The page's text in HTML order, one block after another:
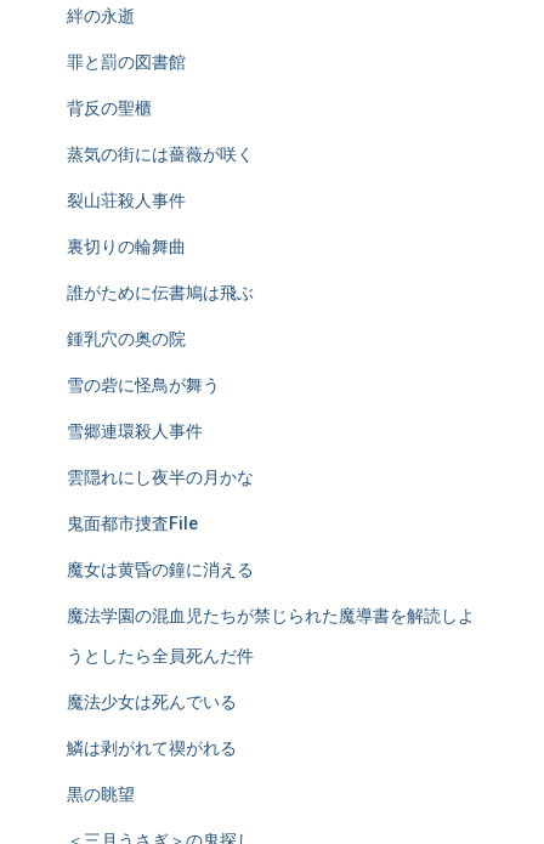
絆の永逝
罪と罰の図書館
背反の聖櫃
蒸気の街には薔薇が咲く
裂山荘殺人事件
裏切りの輪舞曲
誰がために伝書鳩は飛ぶ
鍾乳穴の奥の院
雪の砦に怪鳥が舞う
雪郷連環殺人事件
雲隠れにし夜半の月かな
鬼面都市捜査File
魔女は黄昏の鐘に消える
魔法学園の混血児たちが禁じられた魔導書を解読しよ
うとしたら全員死んだ件
魔法少女は死んでいる
鱗は剥がれて禊がれる
黒の眺望
＜三月うさぎ＞の鬼探し